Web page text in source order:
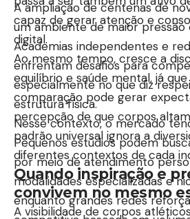
capaz de gerar atenção e
digital.
Ao mesmo tempo, cresce a
equilíbrio e saúde mental, já
comparação pode gerar
percepção de que corpos
padrão universal ignora a
diferentes contextos de cada
Quando inspiração e
convivem no mesmo
A visibilidade de corpos
A ampliação de centenas de
um ambiente de maior
Academias independentes e
enfrentam desafios para
especialmente no que diz
estrutura física.
Nesse contexto, o mercado
Pequenos estúdios podem
por meio de atendimento
modalidades especializadas e
enquanto grandes redes